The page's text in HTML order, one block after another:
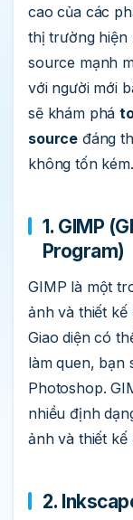
cao của các
thị trường hiện
source mạnh
với người mới
sẽ khám phá
source đáng
không tốn kém.
1. GIMP
Program)
GIMP là một
ảnh và thiết
Giao diện có
làm quen, bạn
Photoshop.
nhiều định
ảnh và thiết kế
2.